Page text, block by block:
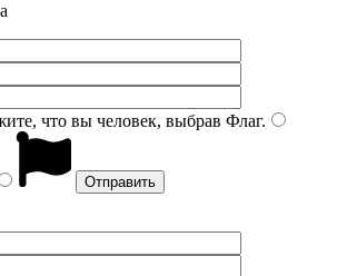
что вы человек, выбрав Флаг.